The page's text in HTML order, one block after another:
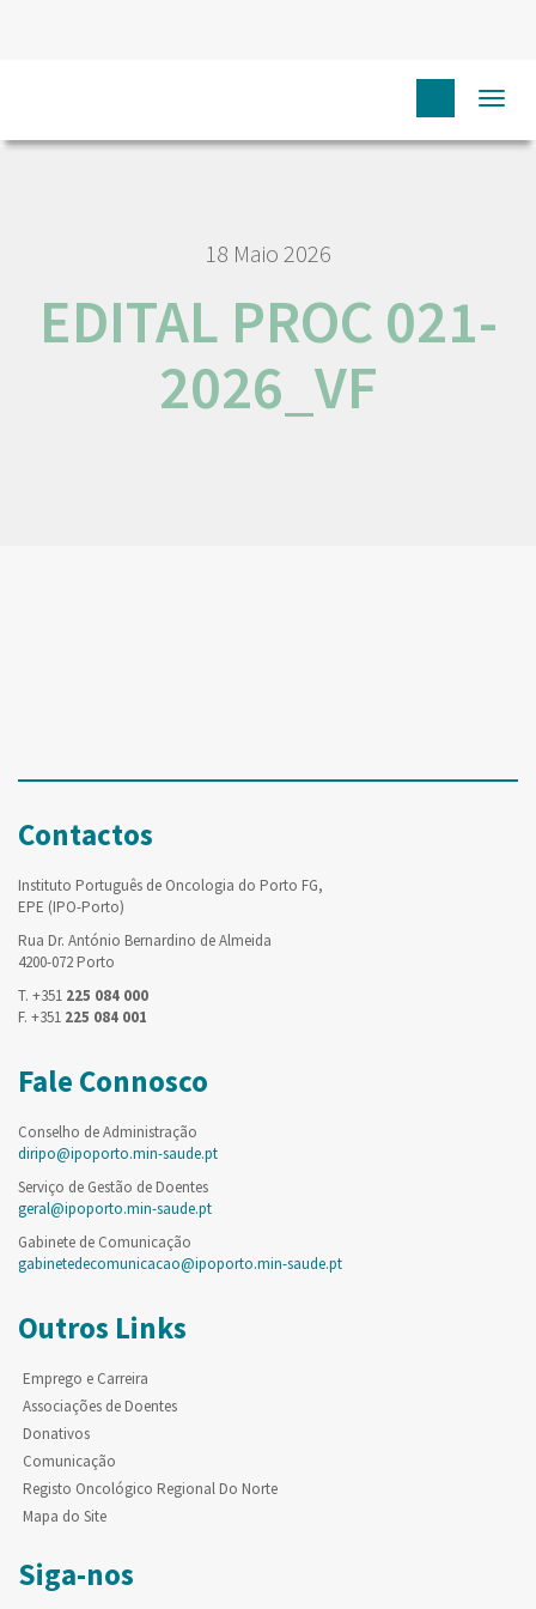
EDITAL PROC
18 Maio 2026
EDITAL PROC 021-
2026_VF
Contactos
Instituto Português de Oncologia do Porto FG,
EPE (IPO-Porto)
Rua Dr. António Bernardino de Almeida
4200-072 Porto
T. +351 225 084 000
F. +351 225 084 001
Fale Connosco
Conselho de Administração
diripo@ipoporto.min-saude.pt
Serviço de Gestão de Doentes
geral@ipoporto.min-saude.pt
Gabinete de Comunicação
gabinetedecomunicacao@ipoporto.min-saude.pt
Outros Links
Emprego e Carreira
Associações de Doentes
Donativos
Comunicação
Registo Oncológico Regional Do Norte
Mapa do Site
Siga-nos